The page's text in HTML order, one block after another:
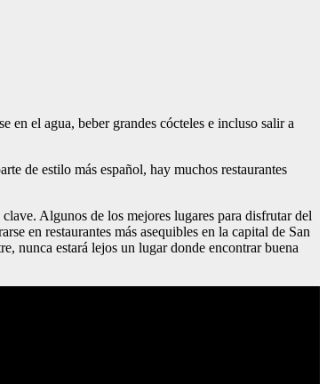
en el agua, beber grandes cócteles e incluso salir a
de estilo más español, hay muchos restaurantes
Algunos de los mejores lugares para disfrutar del
en restaurantes más asequibles en la capital de San
nunca estará lejos un lugar donde encontrar buena